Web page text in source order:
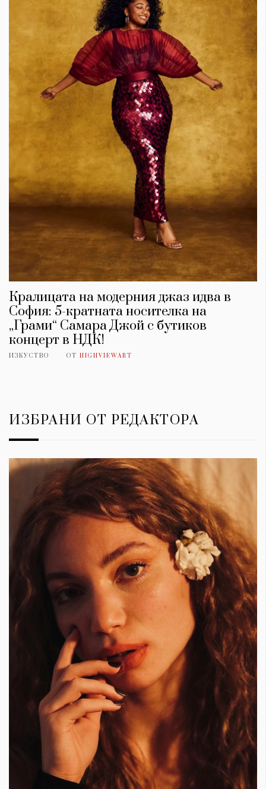
Кралицата на модерния джаз идва в
София: 5-кратната носителка на
„Грами“ Самара Джой с бутиков
концерт в НДК!
ИЗКУСТВО ОТ HIGHVIEWART
ИЗБРАНИ ОТ РЕДАКТОРА
КАТЕГОРИИ
Wine&Dine
Подкасти
Изкуство
Красота
Цветно
Wellness
Условия за
ползване
За нас
Реклама
Политика за
поверителност
ModerenDom
СЛЕДВАЙТЕ НИ
Facebook Instagram Twitter
Pinterest
Spotify Soundcloud
Ако нашият сайт ви харесва, можете да се абонирате за
седмичния ни нюзлетър тук:
© 2026, HighViewArt | Всички права запазени